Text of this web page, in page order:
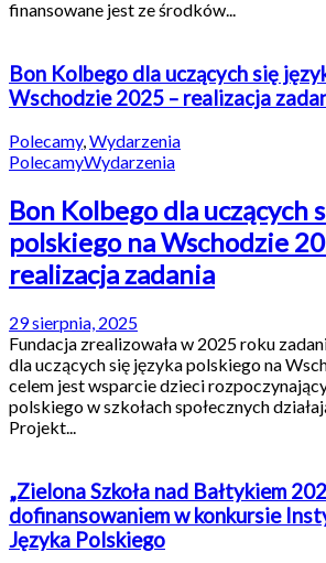
finansowane jest ze środków...
Bon Kolbego dla uczących się
Wschodzie 2025 – realizacja
Polecamy,Wydarzenia
PolecamyWydarzenia
Bon Kolbego dla uczących
polskiego na Wschodzie
realizacja zadania
29 sierpnia, 2025
Fundacja zrealizowała w 2025 roku
dla uczących się języka polskiego na
celem jest wsparcie dzieci
polskiego w szkołach społecznych
Projekt...
„Zielona Szkoła nad Bałtykiem
dofinansowaniem w konkursie
Języka Polskiego